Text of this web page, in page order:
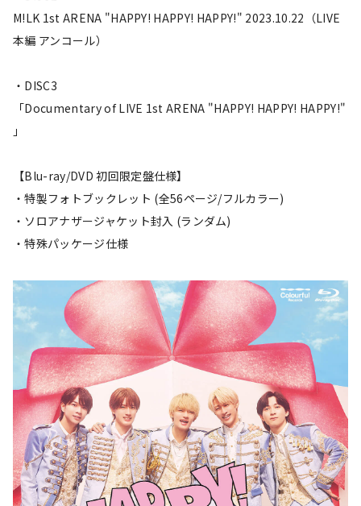
M!LK 1st ARENA "HAPPY! HAPPY! HAPPY!" 2023.10.22（LIVE
本編 アンコール）
・DISC3
「Documentary of LIVE 1st ARENA "HAPPY! HAPPY! HAPPY!"
」
【Blu-ray/DVD 初回限定盤仕様】
・特製フォトブックレット (全56ページ/フルカラー)
・ソロアナザージャケット封入 (ランダム)
・特殊パッケージ仕様